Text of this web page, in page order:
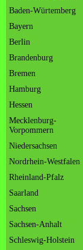
Baden-Würtemberg
Bayern
Berlin
Brandenburg
Bremen
Hamburg
Hessen
Mecklenburg-
Vorpommern
Niedersachsen
Nordrhein-Westfalen
Rheinland-Pfalz
Saarland
Sachsen
Sachsen-Anhalt
Schleswig-Holstein